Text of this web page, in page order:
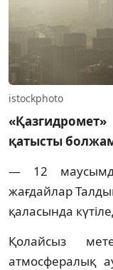
istockphoto
қатысты
— 12
жағдайлар
қаласында
Қолайсыз
атмосфералық